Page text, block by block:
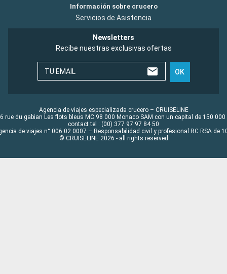
Información sobre crucero
Servicios de Asistencia
Newsletters
Recibe nuestras exclusivas ofertas
TU EMAIL OK
Agencia de viajes especializada crucero – CRUISELINE
rue du gabian Les flots bleus MC 98 000 Monaco SAM con un capital de 150 000
contact tel : (00) 377 97 97 84 50
de viajes n° 006 02 0007 – Responsabilidad civil y profesional RC RSA de
© CRUISELINE 2026 - all rights reserved